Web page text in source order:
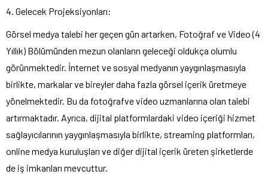
4. Gelecek Projeksiyonları:
Görsel medya talebi her geçen gün artarken, Fotoğraf ve Video (4
Yıllık) Bölümünden mezun olanların geleceği oldukça olumlu
görünmektedir. İnternet ve sosyal medyanın yaygınlaşmasıyla
birlikte, markalar ve bireyler daha fazla görsel içerik üretmeye
yönelmektedir. Bu da fotoğrafve video uzmanlarına olan talebi
artırmaktadır. Ayrıca, dijital platformlardaki video içeriği hizmet
sağlayıcılarının yaygınlaşmasıyla birlikte, streaming platformları,
online medya kuruluşları ve diğer dijital içerik üreten şirketlerde
de iş imkanları mevcuttur.